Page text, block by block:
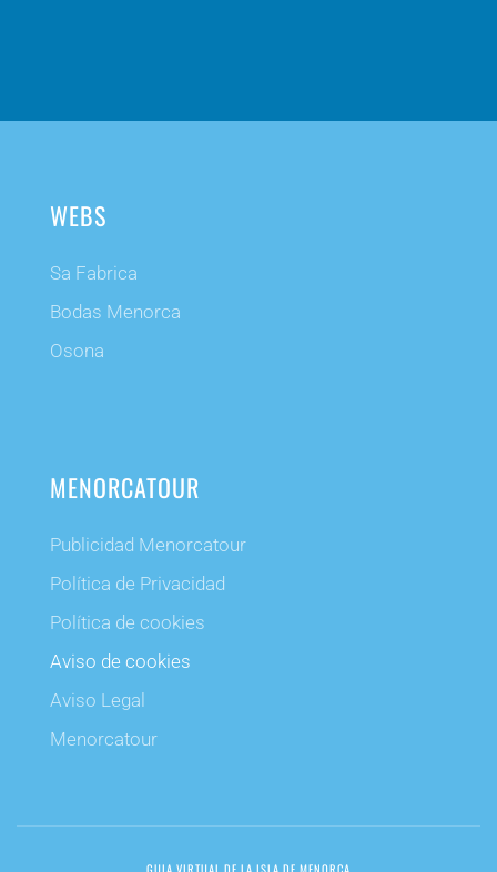
WEBS
Sa Fabrica
Bodas Menorca
Osona
MENORCATOUR
Publicidad Menorcatour
Política de Privacidad
Política de cookies
Aviso de cookies
Aviso Legal
Menorcatour